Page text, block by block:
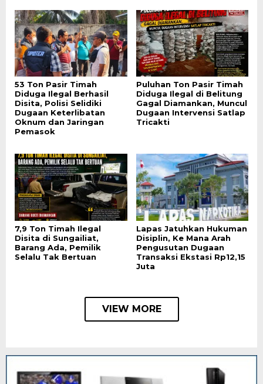
53 Ton Pasir Timah
Diduga Ilegal Berhasil
Disita, Polisi Selidiki
Dugaan Keterlibatan
Oknum dan Jaringan
Pemasok
Puluhan Ton Pasir Timah
Diduga Ilegal di Belitung
Gagal Diamankan, Muncul
Dugaan Intervensi Satlap
Tricakti
7,9 Ton Timah Ilegal
Disita di Sungailiat,
Barang Ada, Pemilik
Selalu Tak Bertuan
Lapas Jatuhkan Hukuman
Disiplin, Ke Mana Arah
Pengusutan Dugaan
Transaksi Ekstasi Rp12,15
Juta
VIEW MORE